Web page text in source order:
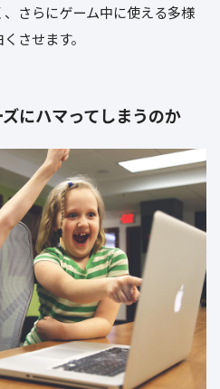
さらにゲーム中に使える多様
させます。
にハマってしまうのか